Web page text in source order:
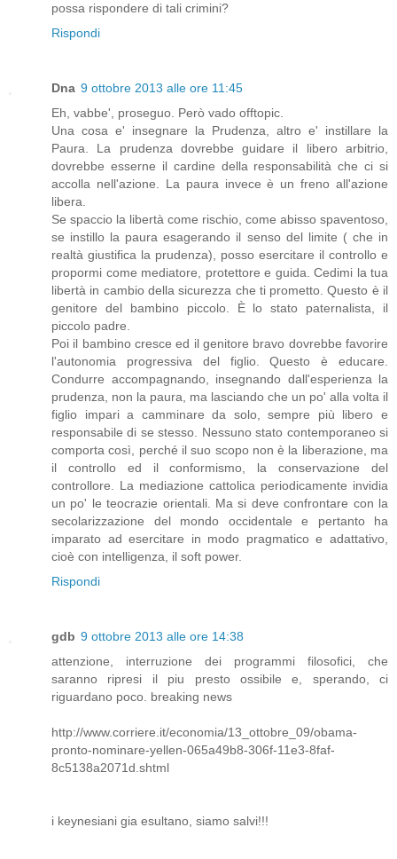
possa rispondere di tali crimini?
Rispondi
Dna 9 ottobre 2013 alle ore 11:45
Eh, vabbe', proseguo. Però vado offtopic.
Una cosa e' insegnare la Prudenza, altro e' instillare la
Paura. La prudenza dovrebbe guidare il libero arbitrio,
dovrebbe esserne il cardine della responsabilità che ci si
accolla nell'azione. La paura invece è un freno all'azione
libera.
Se spaccio la libertà come rischio, come abisso spaventoso,
se instillo la paura esagerando il senso del limite ( che in
realtà giustifica la prudenza), posso esercitare il controllo e
propormi come mediatore, protettore e guida. Cedimi la tua
libertà in cambio della sicurezza che ti prometto. Questo è il
genitore del bambino piccolo. È lo stato paternalista, il
piccolo padre.
Poi il bambino cresce ed il genitore bravo dovrebbe favorire
l'autonomia progressiva del figlio. Questo è educare.
Condurre accompagnando, insegnando dall'esperienza la
prudenza, non la paura, ma lasciando che un po' alla volta il
figlio impari a camminare da solo, sempre più libero e
responsabile di se stesso. Nessuno stato contemporaneo si
comporta così, perché il suo scopo non è la liberazione, ma
il controllo ed il conformismo, la conservazione del
controllore. La mediazione cattolica periodicamente invidia
un po' le teocrazie orientali. Ma si deve confrontare con la
secolarizzazione del mondo occidentale e pertanto ha
imparato ad esercitare in modo pragmatico e adattativo,
cioè con intelligenza, il soft power.
Rispondi
gdb 9 ottobre 2013 alle ore 14:38
attenzione, interruzione dei programmi filosofici, che
saranno ripresi il piu presto ossibile e, sperando, ci
riguardano poco. breaking news
http://www.corriere.it/economia/13_ottobre_09/obama-
pronto-nominare-yellen-065a49b8-306f-11e3-8faf-
8c5138a2071d.shtml
i keynesiani gia esultano, siamo salvi!!!